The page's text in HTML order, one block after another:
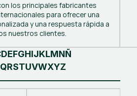
los principales fabricantes
para ofrecer una
y una respuesta rápida a
nuestros clientes.
DEFGHIJKLMNÑ
QRSTUVWXYZ